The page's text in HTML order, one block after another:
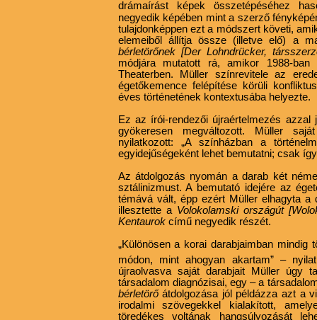
drámaírást képek összetépéséhez
negyedik képében mint a szerző
tulajdonképpen ezt a módszert követi,
elemeiből állítja össze (illetve elő) a
bérletörőnek [Der Lohndrücker,
módjára mutatott rá, amikor 1988-
Theaterben. Müller színrevitele az
égetőkemence felépítése körüli
éves történetének kontextusába helyezte.
Ez az írói-rendezői újraértelmezés
gyökeresen megváltozott. Müller
nyilatkozott: „A színházban a
egyidejűségeként lehet bemutatni; csak
Az átdolgozás nyomán a darab két
sztálinizmust. A bemutató idejére az
témává vált, épp ezért Müller elhagyta a
illesztette a Volokolamski országút
Kentaurok című negyedik részét.
„Különösen a korai darabjaimban
módon, mint ahogyan akartam” –
újraolvasva saját darabjait Müller úgy
társadalom diagnózisai, egy – a
bérletörőátdolgozása jól példázza azt a
irodalmi szövegekkel kialakított,
töredékes voltának hangsúlyozását